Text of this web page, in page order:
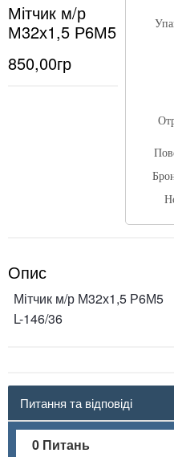
Мітчик м/р
М32х1,5 Р6М5
850,00гр
Опис
Мітчик м/р М32х1,5 Р6М5
L-146/36
Питання та відповіді
0 Питань